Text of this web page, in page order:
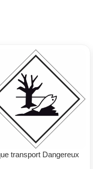
transport Dangereux